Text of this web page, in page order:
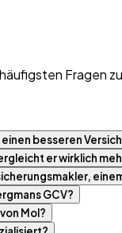
Fragen
besseren
er wirklich
GCV?
Mol?